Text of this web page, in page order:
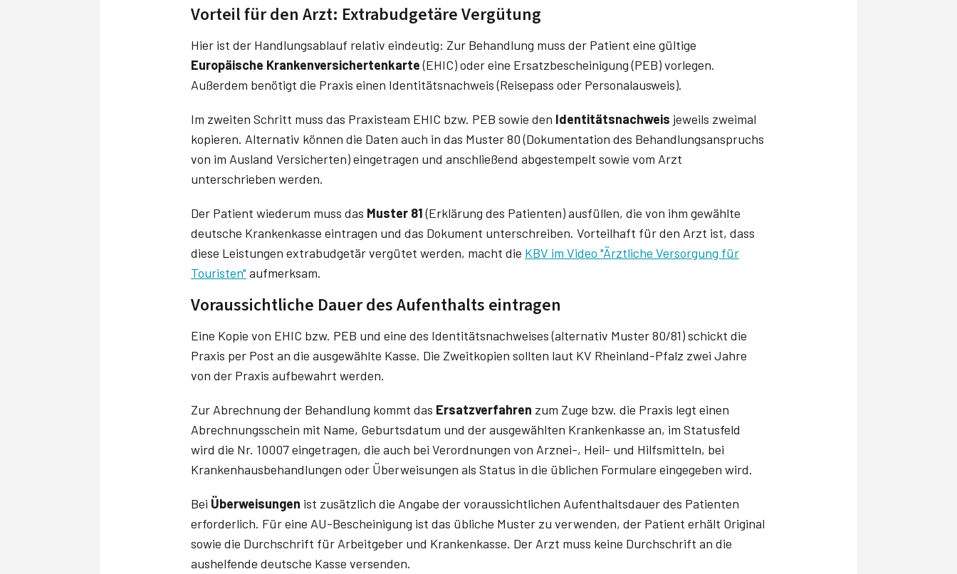
Vorteil für den Arzt: Extrabudgetäre Vergütung
Hier ist der Handlungsablauf relativ eindeutig: Zur Behandlung muss der Patient eine gültige
Europäische Krankenversichertenkarte(EHIC) oder eine Ersatzbescheinigung (PEB) vorlegen.
Außerdem benötigt die Praxis einen Identitätsnachweis (Reisepass oder Personalausweis).
Im zweiten Schritt muss das Praxisteam EHIC bzw. PEB sowie den Identitätsnachweis jeweils zweimal
kopieren. Alternativ können die Daten auch in das Muster 80 (Dokumentation des Behandlungsanspruchs
von im Ausland Versicherten) eingetragen und anschließend abgestempelt sowie vom Arzt
unterschrieben werden.
Der Patient wiederum muss das Muster 81(Erklärung des Patienten) ausfüllen, die von ihm gewählte
deutsche Krankenkasse eintragen und das Dokument unterschreiben. Vorteilhaft für den Arzt ist, dass
diese Leistungen extrabudgetär vergütet werden, macht die KBV im Video "Ärztliche Versorgung für
Touristen" aufmerksam.
Voraussichtliche Dauer des Aufenthalts eintragen
Eine Kopie von EHIC bzw. PEB und eine des Identitätsnachweises (alternativ Mus­ter 80/81) schickt die
Praxis per Post an die ausgewählte Kasse. Die Zweitkopien sollten laut KV Rheinland-Pfalz zwei Jahre
von der Praxis aufbewahrt werden.
Zur Abrechnung der Behandlung kommt das Ersatzverfahren zum Zuge bzw. die Praxis legt einen
Abrechnungsschein mit Name, Geburtsdatum und der ausgewählten Krankenkasse an, im Statusfeld
wird die Nr. 10007 eingetragen, die auch bei Verordnungen von Arznei-, Heil- und Hilfsmitteln, bei
Krankenhausbehandlungen oder Überweisungen als Status in die üblichen Formulare eingegeben wird.
Bei Überweisungen ist zusätzlich die Angabe der voraussichtlichen Aufenthaltsdauer des Patienten
erforderlich. Für eine AU-Bescheinigung ist das übliche Muster zu verwenden, der Patient erhält Original
sowie die Durchschrift für Arbeitgeber und Krankenkasse. Der Arzt muss keine Durchschrift an die
aushelfende deutsche Kasse ver­senden.